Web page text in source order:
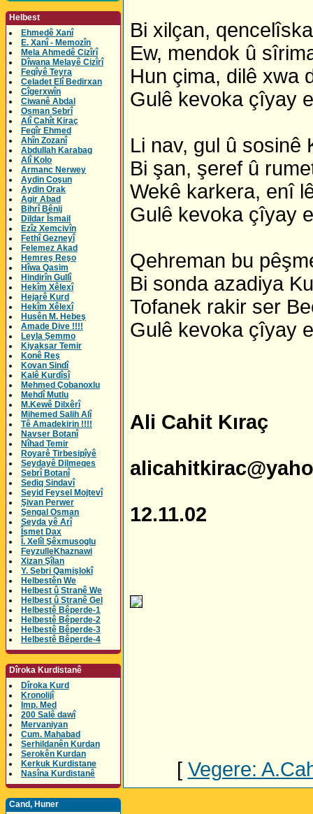
Helbest
Ehmedê Xanî
E. Xanî - Memozîn
Mela Ahmedê Cizîrî
Dîwana Melayê Cizîrî
Feqîyê Teyra
Celadet Elî Bedirxan
Cîgerxwîn
Ciwanê Abdal
Osman Sebrî
Alî Cahît Kiraç
Feqîr Ehmed
Ahîn Zozanî
Abdullah Karabag
Alî Kolo
Armanc Nerwey
Aydin Coşun
Aydin Orak
Agir Abad
Bihrî Bênij
Dildar Îsmail
Ezîz Xemcivîn
Fethî Gezneyî
Felemez Akad
Hemreş Reşo
Hîwa Qasim
Hindirîn Gullî
Hekîm Xêlexî
Hejarê Kurd
Hekîm Xêlexî
Husên M. Hebeş
Amade Dive !!!!
Leyla Şemmo
Kiyaksar Temir
Konê Reş
Kovan Sindî
Kalê Kurdîsî
Mehmed Çobanoxlu
Mehdî Mutlu
M.Kewê Dilxêrî
Mihemed Salih Alî
Tê Amadekirin !!!!
Navser Botanî
Nîhad Temir
Royarê Tirbesipîyê
Seydayê Dilmeqes
Sebrî Botanî
Sediq Sindavî
Seyid Feysel Mojtevî
Şivan Perwer
Şengal Osman
Seyda yê Arî
Îsmet Dax
Î. Xelîl Şêxmusoglu
FeyzulleKhaznawi
Xizan Şîlan
Y. Sebri Qamişlokî
Helbestên We
Helbest û Stranê We
Helbest û Stranê Gel
Helbestê Bêperde-1
Helbestê Bêperde-2
Helbestê Bêperde-3
Helbestê Bêperde-4
Dîroka Kurdistanê
Dîroka Kurd
Kronolijî
Imp. Med
200 Salê dawî
Mervaniyan
Cum. Mahabad
Serhildanên Kurdan
Serokên Kurdan
Kerkuk Kurdistane
Nasîna Kurdistanê
Cand, Huner
Bi xilçan,
Ew, mendok û
Hun çima, dilê xwa
Gulê kevoka çîyay
Li nav, gul û sosinê
Bi şan, şeref û
Wekê karkera, enî
Gulê kevoka çîyay
Qehreman bu
Bi sonda azadiya
Tofanek rakir ser
Gulê kevoka çîyay
Ali Cahit Kıraç
12.11.02
[ Vegere: